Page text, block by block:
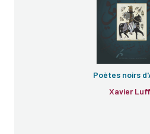
Poètes noirs
Xavier